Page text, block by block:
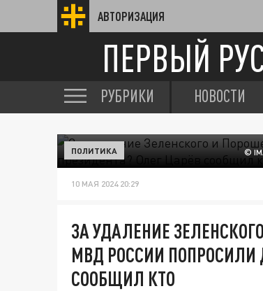
АВТОРИЗАЦИЯ
ПЕРВЫЙ
РУБРИКИ НОВОСТИ
©
ПОЛИТИКА
10 МАЯ 2024 20:29
ЗА УДАЛЕНИЕ
МВД РОССИИ ПОПРОСИЛИ
СООБЩИЛ КТО